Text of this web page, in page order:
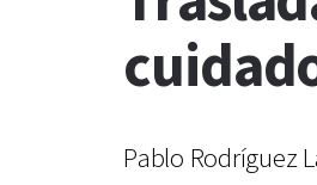
Pablo Rodríguez